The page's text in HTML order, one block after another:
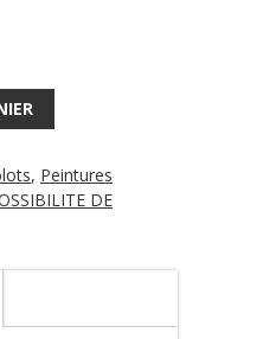
, Peintures
DE